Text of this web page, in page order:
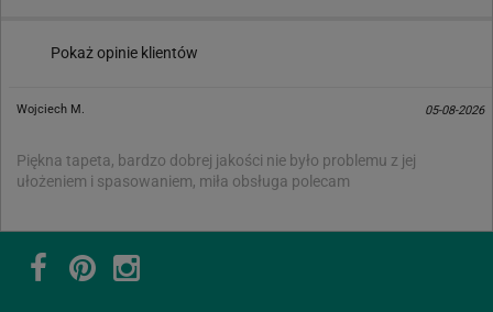
Pokaż opinie klientów
Wojciech M. 05-08-2026
Piękna tapeta, bardzo dobrej jakości nie było problemu z jej
ułożeniem i spasowaniem, miła obsługa polecam